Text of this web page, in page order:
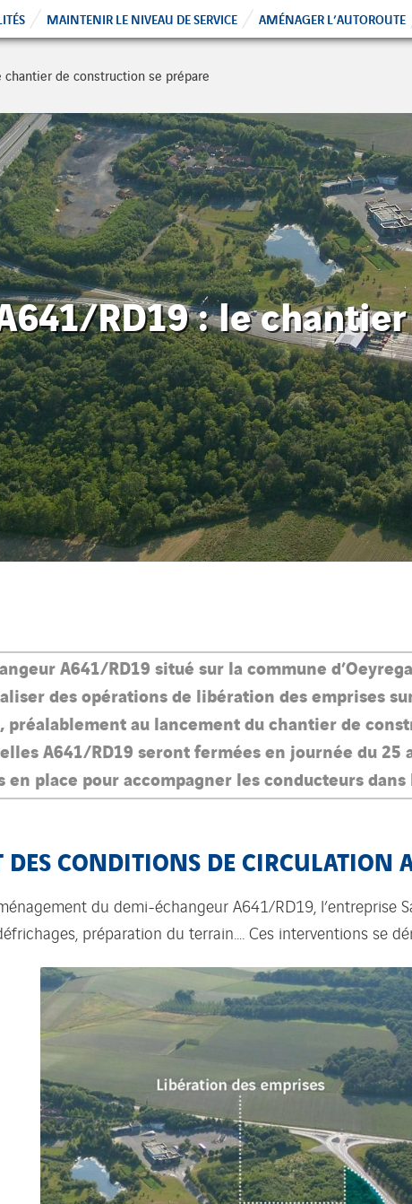
MAINTENIR LE NIVEAU DE SERVICE AMÉNAGER L’AUTOROUTE
de construction se prépare
RD19 : le
A641/RD19 situé sur la commune
des opérations de libération des emprises
préalablement au lancement du chantier de
A641/RD19 seront fermées en journée du
en place pour accompagner les conducteurs
DES CONDITIONS DE CIRCULATION
du demi-échangeur A641/RD19,
préparation du terrain…. Ces interventions se